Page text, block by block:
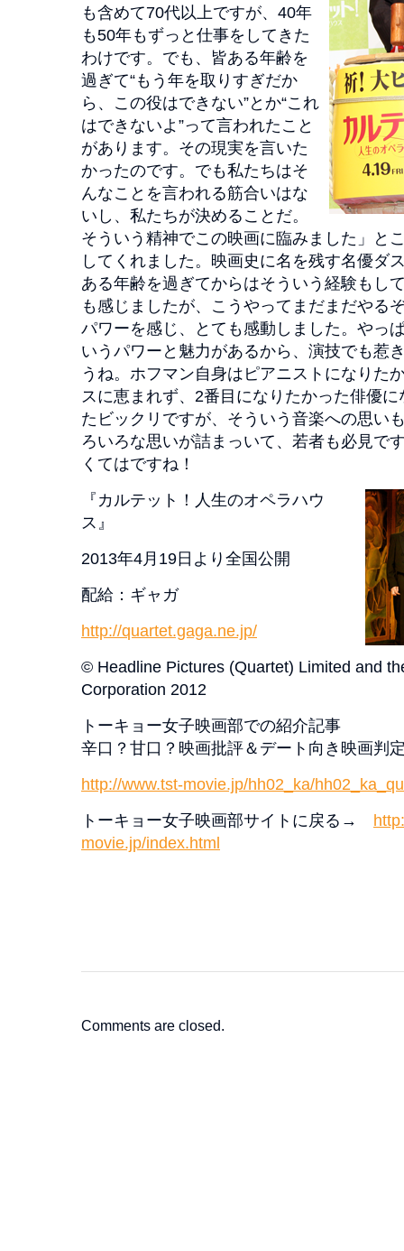
も含めて70代以上ですが、40年
も50年もずっと仕事をしてきた
わけです。でも、皆ある年齢を
過ぎて“もう年を取りすぎだか
ら、この役はできない”とか“これ
はできないよ”って言われたこと
があります。その現実を言いた
かったのです。でも私たちはそ
んなことを言われる筋合いはな
いし、私たちが決めることだ。
そういう精神でこの映画に臨みました」と
してくれました。映画史に名を残す名優ダ
ある年齢を過ぎてからはそういう経験もし
も感じましたが、こうやってまだまだやる
パワーを感じ、とても感動しました。やっ
いうパワーと魅力があるから、演技でも惹
うね。ホフマン自身はピアニストになりた
スに恵まれず、2番目になりたかった俳優
たビックリですが、そういう音楽への思い
ろいろな思いが詰まっいて、若者も必見で
くてはですね！
『カルテット！人生のオペラハウ
ス』
2013年4月19日より全国公開
配給：ギャガ
http://quartet.gaga.ne.jp/
© Headline Pictures (Quartet) Limited and
Corporation 2012
トーキョー女子映画部での紹介記事
辛口？甘口？映画批評＆デート向き映画判
http://www.tst-movie.jp/hh02_ka/
トーキョー女子映画部サイトに戻る→
movie.jp/index.html
Comments are closed.